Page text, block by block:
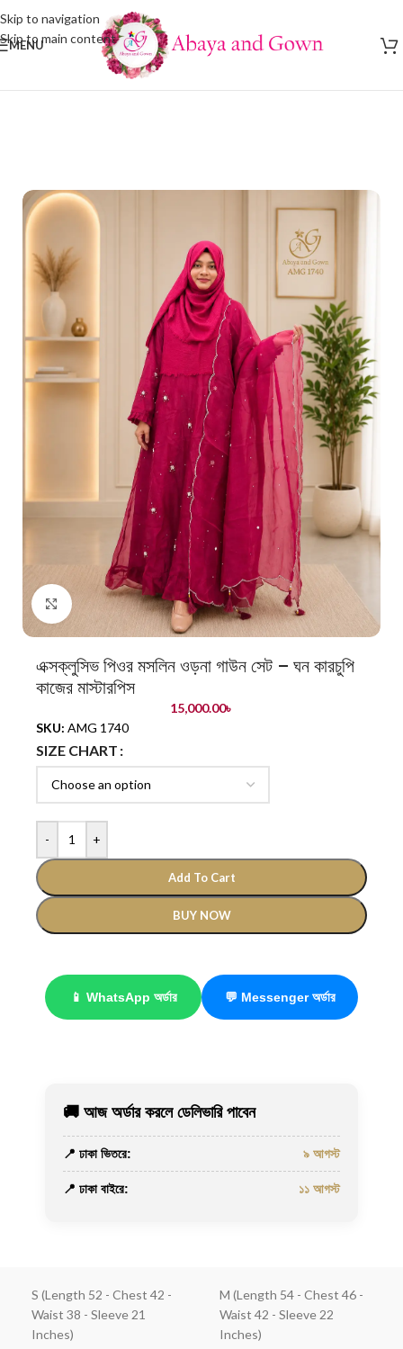
Skip to navigation
Skip to main content
MENU
Click to enlarge
এক্সক্লুসিভ পিওর মসলিন ওড়না গাউন সেট – ঘন কারচুপি
কাজের মাস্টারপিস
15,000.00৳
SKU: AMG 1740
SIZE CHART
- +
Add To Cart
BUY NOW
📱 WhatsApp অর্ডার 💬 Messenger অর্ডার
🚚 আজ অর্ডার করলে ডেলিভারি পাবেন
📍 ঢাকা ভিতরে: ৯ আগস্ট
📍 ঢাকা বাইরে: ১১ আগস্ট
S (Length 52 - Chest 42 -
Waist 38 - Sleeve 21
Inches)
M (Length 54 - Chest 46 -
Waist 42 - Sleeve 22
Inches)